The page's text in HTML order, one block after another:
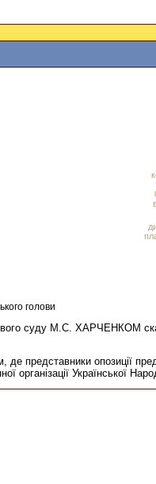
голови
суду М.С. ХАРЧЕНКОМ
представники опозиції
Української